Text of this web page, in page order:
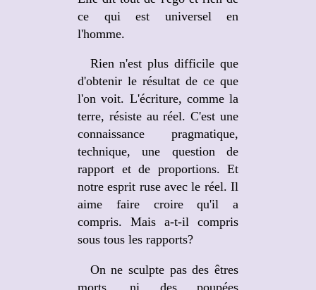
ce qui est universel en
l'homme.
Rien n'est plus difficile que
d'obtenir le résultat de ce que
l'on voit. L'écriture, comme la
terre, résiste au réel. C'est une
connaissance pragmatique,
technique, une question de
rapport et de proportions. Et
notre esprit ruse avec le réel. Il
aime faire croire qu'il a
compris. Mais a-t-il compris
sous tous les rapports?
On ne sculpte pas des êtres
morts, ni des poupées